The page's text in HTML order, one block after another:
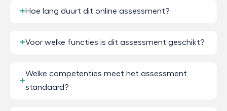
Hoe lang duurt dit online assessment?
Voor welke functies is dit assessment geschikt?
Welke competenties meet het assessment
standaard?